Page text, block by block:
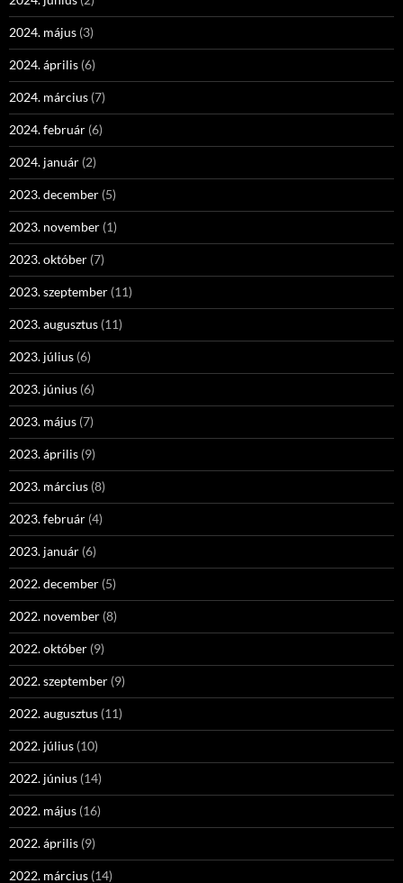
2024. május (3)
2024. április (6)
2024. március (7)
2024. február (6)
2024. január (2)
2023. december (5)
2023. november (1)
2023. október (7)
2023. szeptember (11)
2023. augusztus (11)
2023. július (6)
2023. június (6)
2023. május (7)
2023. április (9)
2023. március (8)
2023. február (4)
2023. január (6)
2022. december (5)
2022. november (8)
2022. október (9)
2022. szeptember (9)
2022. augusztus (11)
2022. július (10)
2022. június (14)
2022. május (16)
2022. április (9)
2022. március (14)